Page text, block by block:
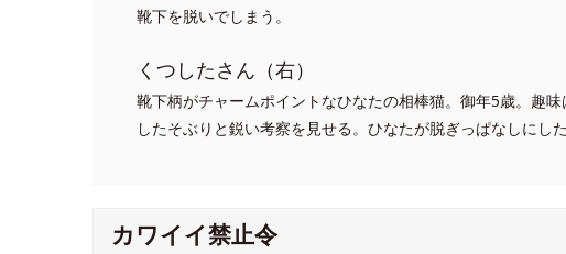
靴下を脱いでしまう。
くつしたさん（右）
靴下柄がチャームポイントなひなたの相棒猫。御年5歳。趣
したそぶりと鋭い考察を見せる。ひなたが脱ぎっぱなしにし
カワイイ禁止令